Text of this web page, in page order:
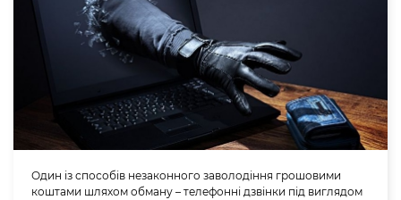
Один із способів незаконного заволодіння грошовими
коштами шляхом обману – телефонні дзвінки під виглядом